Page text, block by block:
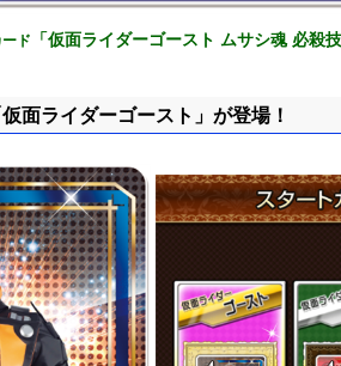
ド 「仮面ライダーゴースト ムサシ魂 必殺
面ライダーゴースト」が登場！